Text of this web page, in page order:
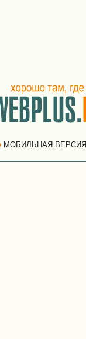
МОБИЛЬНАЯ ВЕРСИЯ